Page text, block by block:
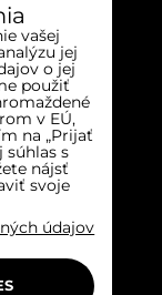
cookies
vašej
jej
o jej
použiť
v EÚ,
na „Prijať
súhlas s
nájsť
svoje
údajov